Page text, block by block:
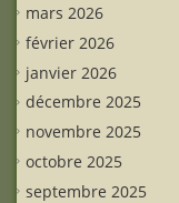
mars 2026
février 2026
janvier 2026
décembre 2025
novembre 2025
octobre 2025
septembre 2025